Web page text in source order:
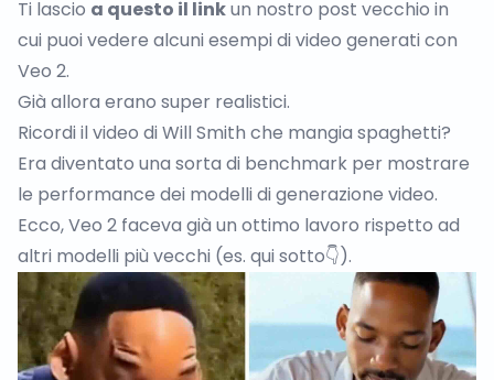
Ti lascio a questo il linkun nostro post vecchio in
cui puoi vedere alcuni esempi di video generati con
Veo 2.
Già allora erano super realistici.
Ricordi il video di Will Smith che mangia spaghetti?
Era diventato una sorta di benchmark per mostrare
le performance dei modelli di generazione video.
Ecco, Veo 2 faceva già un ottimo lavoro rispetto ad
altri modelli più vecchi (es. qui sotto👇).